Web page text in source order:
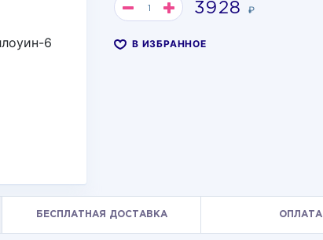
3928 ₽
В ИЗБРАННОЕ
БЕСПЛАТНАЯ ДОСТАВКА ОПЛАТА